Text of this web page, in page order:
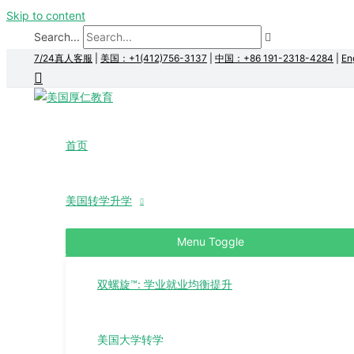
Skip to content
Search...
7/24真人客服 美国：+1(412)756-3137 中国：+86 191-2318-4284
首页
美国转学升学
Menu Toggle
双螺旋™: 学业就业均衡提升
美国大学转学